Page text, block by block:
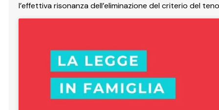
l’effettiva risonanza dell’eliminazione del criterio del